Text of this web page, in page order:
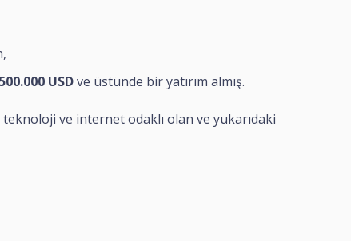
500.000 USDve üstünde bir yatırım almış.
teknoloji ve internet odaklı olan ve yukarıdaki